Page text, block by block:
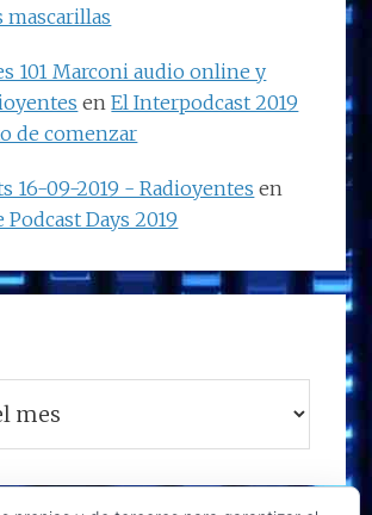
mascarillas
101 Marconi audio online y
enEl Interpodcast 2019
de comenzar
16-09-2019 - Radioyentes en
Days 2019